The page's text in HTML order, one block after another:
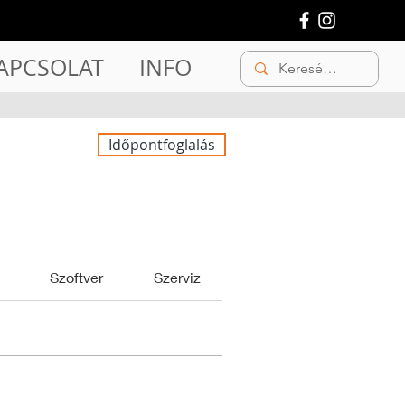
INFO
Időpontfoglalás
Szoftver Szerviz